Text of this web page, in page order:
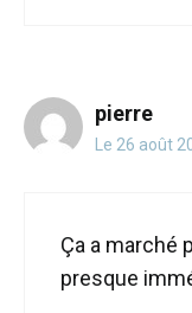
pierre
Le 26 août
Ça a marché
presque